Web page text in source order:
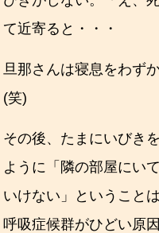
て近寄ると・・・
旦那さんは寝息をわず
(笑)
その後、たまにいびき
ように「隣の部屋にい
いけない」ということ
呼吸症候群がひどい原